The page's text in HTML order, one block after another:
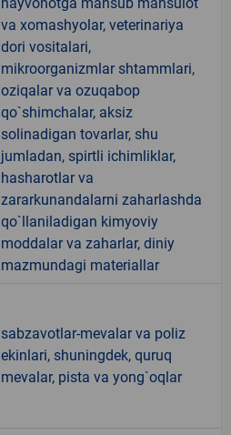
va xomashyolar, veterinariya
dori vositalari,
mikroorganizmlar shtammlari,
oziqalar va ozuqabop
qo`shimchalar, aksiz
solinadigan tovarlar, shu
jumladan, spirtli ichimliklar,
hasharotlar va
zararkunandalarni zaharlashda
qo`llaniladigan kimyoviy
moddalar va zaharlar, diniy
mazmundagi materiallar
sabzavotlar-mevalar va poliz
ekinlari, shuningdek, quruq
mevalar, pista va yong`oqlar